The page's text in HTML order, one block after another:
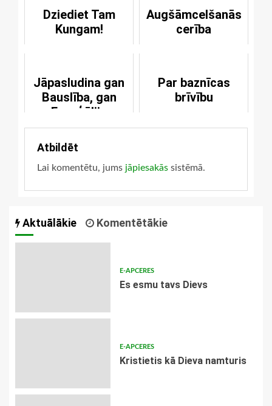
Dziediet Tam
Kungam!
Augšāmcelšanās
cerība
Jāpasludina gan
Bauslība, gan
Evaņģēlijs
Par baznīcas
brīvību
Atbildēt
Lai komentētu, jums jāpiesakās sistēmā.
Aktuālākie Komentētākie
E-APCERES
Es esmu tavs Dievs
E-APCERES
Kristietis kā Dieva namturis